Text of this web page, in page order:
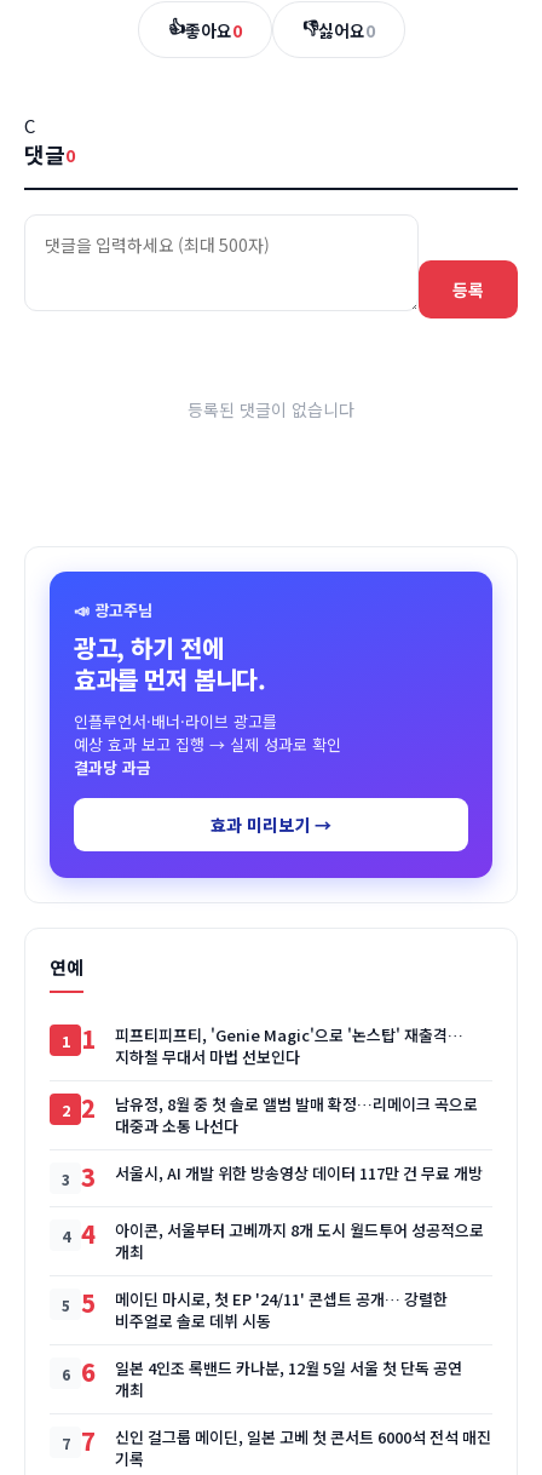
👍좋아요0 👎싫어요0
C
댓글0
등록
등록된 댓글이 없습니다
📣 광고주님
광고, 하기 전에
효과를 먼저 봅니다.
인플루언서·배너·라이브 광고를
예상 효과 보고 집행 → 실제 성과로 확인
결과당 과금
효과 미리보기 →
연예
1
피프티피프티, 'Genie Magic'으로 '논스탑' 재출격…
지하철 무대서 마법 선보인다
2
남유정, 8월 중 첫 솔로 앨범 발매 확정…리메이크 곡으로
대중과 소통 나선다
3 서울시, AI 개발 위한 방송영상 데이터 117만 건 무료 개방
4
아이콘, 서울부터 고베까지 8개 도시 월드투어 성공적으로
개최
5
메이딘 마시로, 첫 EP '24/11' 콘셉트 공개… 강렬한
비주얼로 솔로 데뷔 시동
6
일본 4인조 록밴드 카나분, 12월 5일 서울 첫 단독 공연
개최
7
신인 걸그룹 메이딘, 일본 고베 첫 콘서트 6000석 전석 매진
기록